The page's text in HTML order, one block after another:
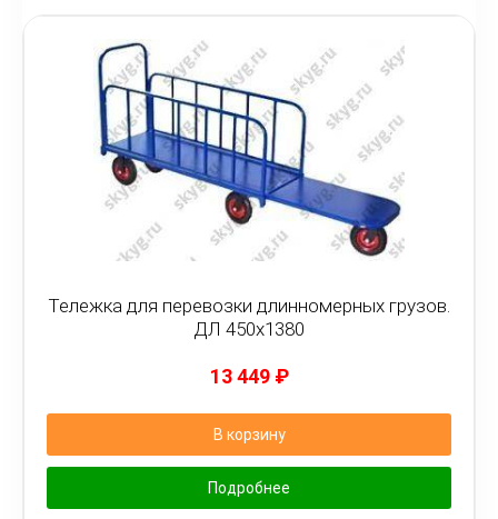
Тележка для перевозки длинномерных грузов.
ДЛ 450х1380
13 449 ₽
В корзину
Подробнее